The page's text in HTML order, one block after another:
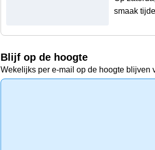
smaak
Blijf op de hoogte
Wekelijks per e-mail op de hoogte blijven